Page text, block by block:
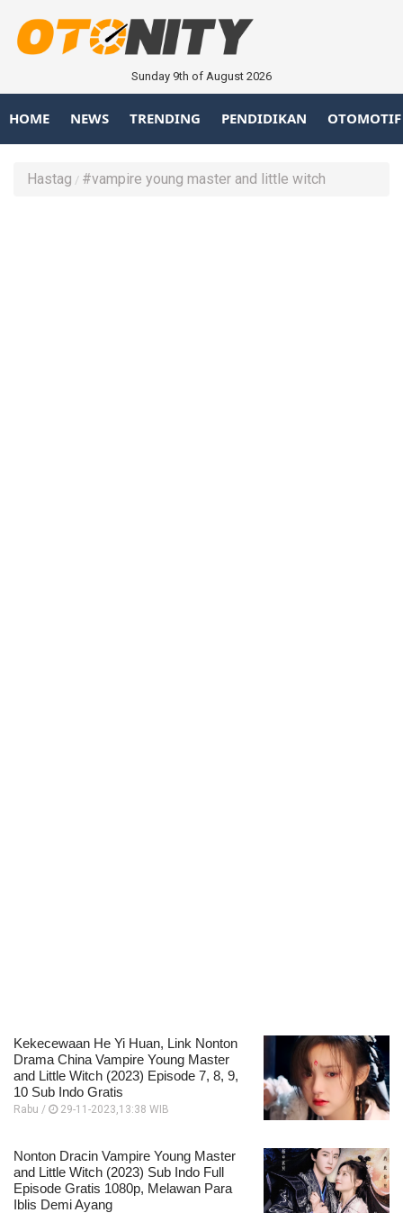
Sunday 9th of August 2026
HOME NEWS TRENDING PENDIDIKAN OTOMOTIF
Hastag #vampire young master and little witch
Kekecewaan He Yi Huan, Link Nonton
Drama China Vampire Young Master
and Little Witch (2023) Episode 7, 8, 9,
10 Sub Indo Gratis
Rabu / 29-11-2023,13:38 WIB
Nonton Dracin Vampire Young Master
and Little Witch (2023) Sub Indo Full
Episode Gratis 1080p, Melawan Para
Iblis Demi Ayang